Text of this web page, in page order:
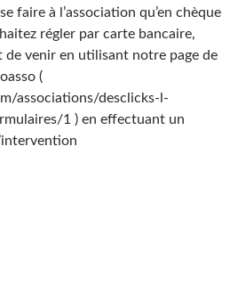
faire à l’association qu’en chèque
régler par carte bancaire,
de venir en utilisant notre page de
(
associations/desclicks-l-
1 ) en effectuant un